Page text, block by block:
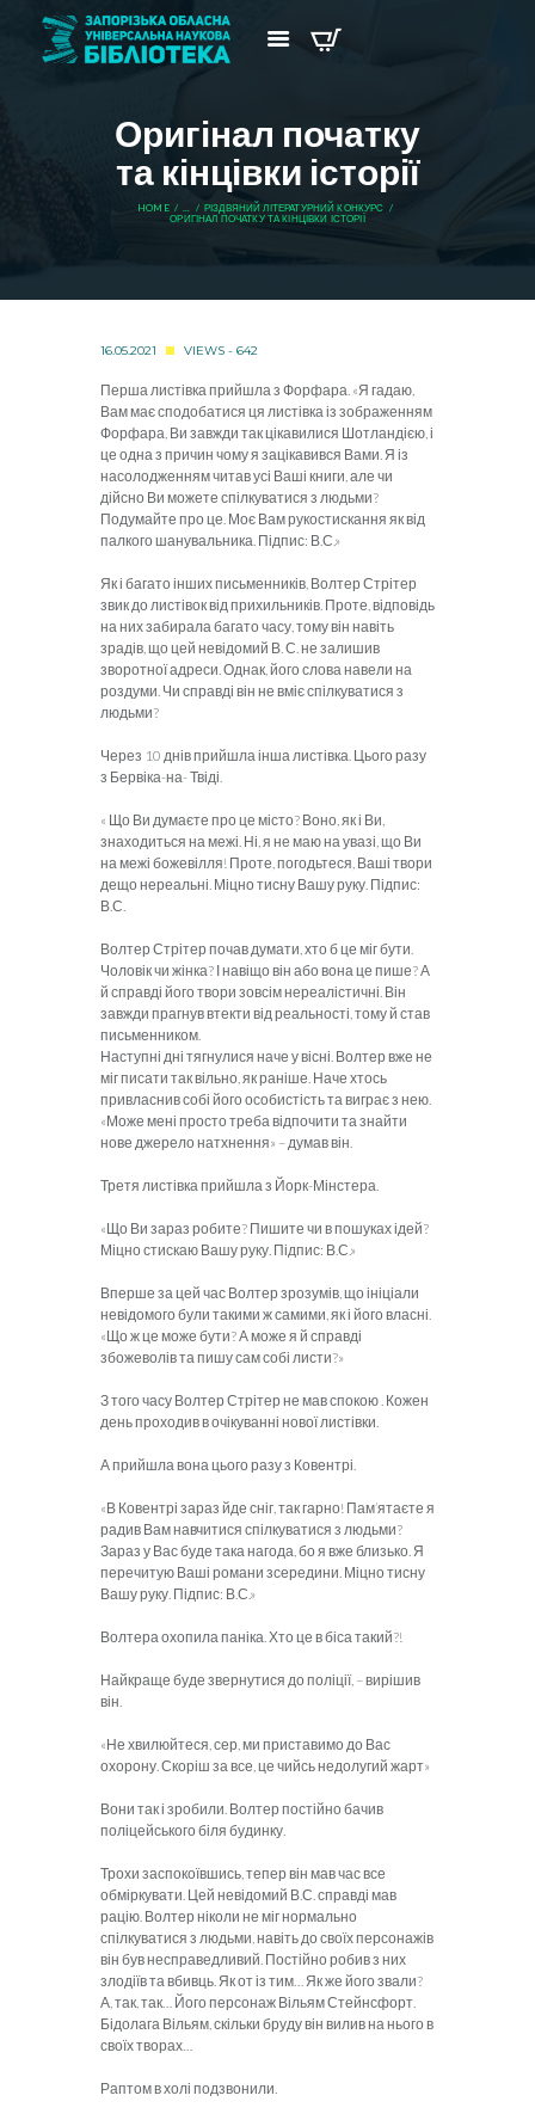
Оригінал початку
та кінцівки історії
HOME ...
РІЗДВЯНИЙ ЛІТЕРАТУРНИЙ КОНКУРС
ОРИГІНАЛ ПОЧАТКУ ТА КІНЦІВКИ ІСТОРІЇ
16.05.2021 VIEWS - 642
Перша листівка прийшла з Форфара. «Я гадаю,
Вам має сподобатися ця листівка із зображенням
Форфара, Ви завжди так цікавилися Шотландією, і
це одна з причин чому я зацікавився Вами. Я із
насолодженням читав усі Ваші книги, але чи
дійсно Ви можете спілкуватися з людьми?
Подумайте про це. Моє Вам рукостискання як від
палкого шанувальника. Підпис: В.С.»
Як і багато інших письменників, Волтер Стрітер
звик до листівок від прихильників. Проте, відповідь
на них забирала багато часу, тому він навіть
зрадів, що цей невідомий В. С. не залишив
зворотної адреси. Однак, його слова навели на
роздуми. Чи справді він не вміє спілкуватися з
людьми?
Через 10 днів прийшла інша листівка. Цього разу
з Бервіка-на- Твіді.
« Що Ви думаєте про це місто? Воно, як і Ви,
знаходиться на межі. Ні, я не маю на увазі, що Ви
на межі божевілля! Проте, погодьтеся, Ваші твори
дещо нереальні. Міцно тисну Вашу руку. Підпис:
В.С.
Волтер Стрітер почав думати, хто б це міг бути.
Чоловік чи жінка? І навіщо він або вона це пише? А
й справді його твори зовсім нереалістичні. Він
завжди прагнув втекти від реальності, тому й став
письменником.
Наступні дні тягнулися наче у вісні. Волтер вже не
міг писати так вільно, як раніше. Наче хтось
привласнив собі його особистість та виграє з нею.
«Може мені просто треба відпочити та знайти
нове джерело натхнення» – думав він.
Третя листівка прийшла з Йорк-Мінстера.
«Що Ви зараз робите? Пишите чи в пошуках ідей?
Міцно стискаю Вашу руку. Підпис: В.С.»
Вперше за цей час Волтер зрозумів, що ініціали
невідомого були такими ж самими, як і його власні.
«Що ж це може бути? А може я й справді
збожеволів та пишу сам собі листи?»
З того часу Волтер Стрітер не мав спокою . Кожен
день проходив в очікуванні нової листівки.
А прийшла вона цього разу з Ковентрі.
«В Ковентрі зараз йде сніг, так гарно! Пам’ятаєте я
радив Вам навчитися спілкуватися з людьми?
Зараз у Вас буде така нагода, бо я вже близько. Я
перечитую Ваші романи зсередини. Міцно тисну
Вашу руку. Підпис: В.С.»
Волтера охопила паніка. Хто це в біса такий?!
Найкраще буде звернутися до поліції, – вирішив
він.
«Не хвилюйтеся, сер, ми приставимо до Вас
охорону. Скоріш за все, це чийсь недолугий жарт»
Вони так і зробили. Волтер постійно бачив
поліцейського біля будинку.
Трохи заспокоївшись, тепер він мав час все
обміркувати. Цей невідомий В.С. справді мав
рацію. Волтер ніколи не міг нормально
спілкуватися з людьми, навіть до своїх персонажів
він був несправедливий. Постійно робив з них
злодіїв та вбивць. Як от із тим… Як же його звали?
А, так, так… Його персонаж Вільям Стейнсфорт.
Бідолага Вільям, скільки бруду він вилив на нього в
своїх творах…
Раптом в холі подзвонили.